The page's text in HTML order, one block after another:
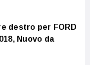
destro per FORD
Nuovo da